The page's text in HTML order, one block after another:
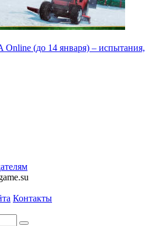
Online (до 14 января) – испытания,
Контакты